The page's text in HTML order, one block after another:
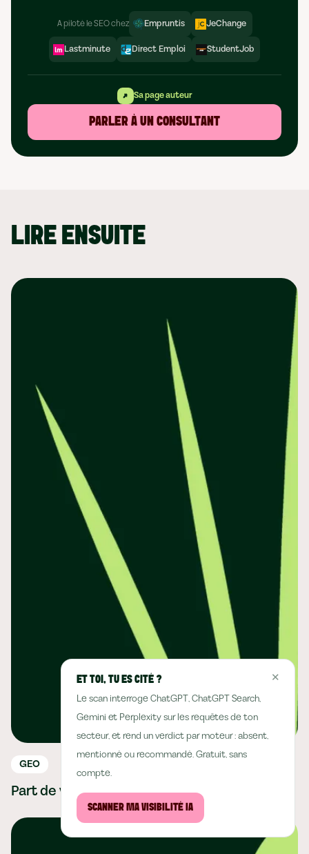
✕
ET TOI, TU ES CITÉ ?
Le scan interroge ChatGPT, ChatGPT Search,
Gemini et Perplexity sur les requêtes de ton
secteur, et rend un verdict par moteur : absent,
mentionné ou recommandé. Gratuit, sans
compte.
SCANNER MA VISIBILITÉ IA
A piloté le SEO chez Empruntis JeChange
Lastminute Direct Emploi StudentJob
Sa page auteur
PARLER À UN CONSULTANT
LIRE ENSUITE
GEO
Part de voix IA : comment la calculer